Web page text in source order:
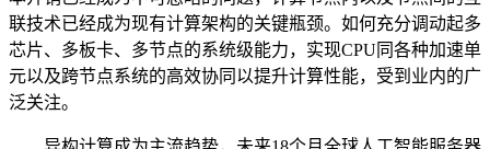
联技术已经成为现有计算架构的关键瓶颈。如何充分调动起多
芯片、多板卡、多节点的系统级能力，实现CPU同各种加速单
元以及跨节点系统的高效协同以提升计算性能，受到业内的广
泛关注。